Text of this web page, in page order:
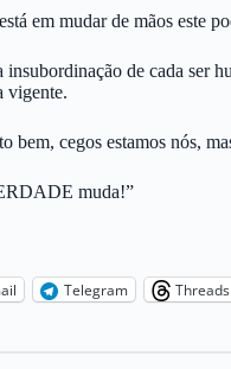
em mudar de mãos este
de cada ser
vigente.
bem, cegos estamos nós,
muda!”
Telegram Threads